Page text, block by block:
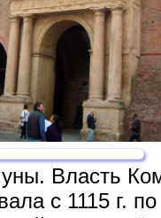
Власть
с 1115 г. по